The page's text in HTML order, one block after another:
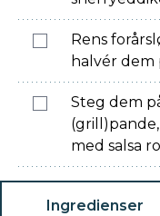
Rens
halvér dem
Steg dem
med salsa
Ingredienser